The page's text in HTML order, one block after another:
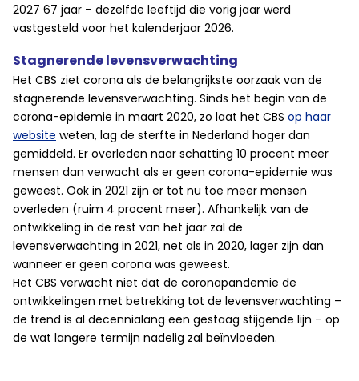
2027 67 jaar – dezelfde leeftijd die vorig jaar werd
vastgesteld voor het kalenderjaar 2026.
Stagnerende levensverwachting
Het CBS ziet corona als de belangrijkste oorzaak van de
stagnerende levensverwachting. Sinds het begin van de
corona-epidemie in maart 2020, zo laat het CBS op haar
website weten, lag de sterfte in Nederland hoger dan
gemiddeld. Er overleden naar schatting 10 procent meer
mensen dan verwacht als er geen corona-epidemie was
geweest. Ook in 2021 zijn er tot nu toe meer mensen
overleden (ruim 4 procent meer). Afhankelijk van de
ontwikkeling in de rest van het jaar zal de
levensverwachting in 2021, net als in 2020, lager zijn dan
wanneer er geen corona was geweest.
Het CBS verwacht niet dat de coronapandemie de
ontwikkelingen met betrekking tot de levensverwachting –
de trend is al decennialang een gestaag stijgende lijn – op
de wat langere termijn nadelig zal beïnvloeden.